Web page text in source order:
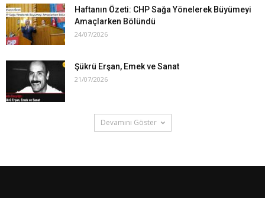
Haftanın Özeti: CHP Sağa Yönelerek Büyümeyi
Amaçlarken Bölündü
24/07/2026
Şükrü Erşan, Emek ve Sanat
21/07/2026
Devamını Göster